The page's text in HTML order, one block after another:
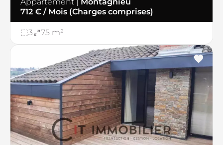
712 € / Mois (Charges comprises)
3 75 m²